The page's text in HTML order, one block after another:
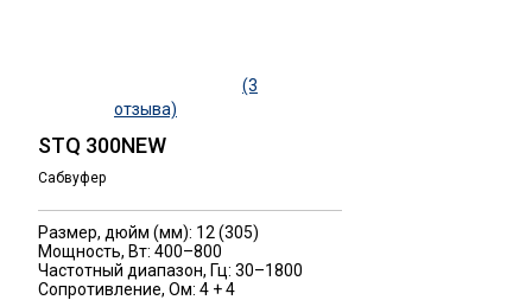
(3
отзыва)
STQ 300NEW
Сабвуфер
Размер, дюйм (мм): 12 (305)
Мощность, Вт: 400–800
Частотный диапазон, Гц: 30–1800
Сопротивление, Ом: 4 + 4